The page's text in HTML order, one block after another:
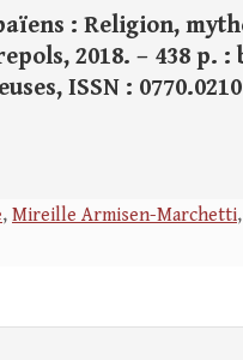
: Religion,
2018. – 438 p.
ISSN :
, Mireille Armisen-Marchetti,